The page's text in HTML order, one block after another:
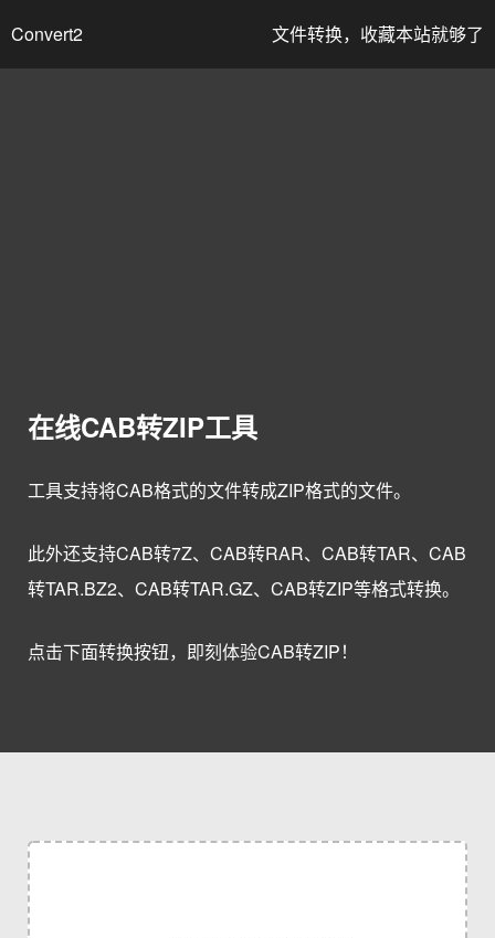
Convert2 文件转换，收藏本站就够了
在线CAB转ZIP工具
工具支持将CAB格式的文件转成ZIP格式的文件。
此外还支持CAB转7Z、CAB转RAR、CAB转TAR、CAB
转TAR.BZ2、CAB转TAR.GZ、CAB转ZIP等格式转换。
点击下面转换按钮，即刻体验CAB转ZIP！